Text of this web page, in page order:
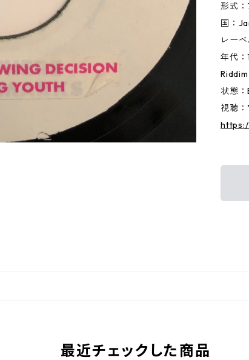
形式：
国：
レー
年代：
Riddim
状態
視聴
最近チェックした商品